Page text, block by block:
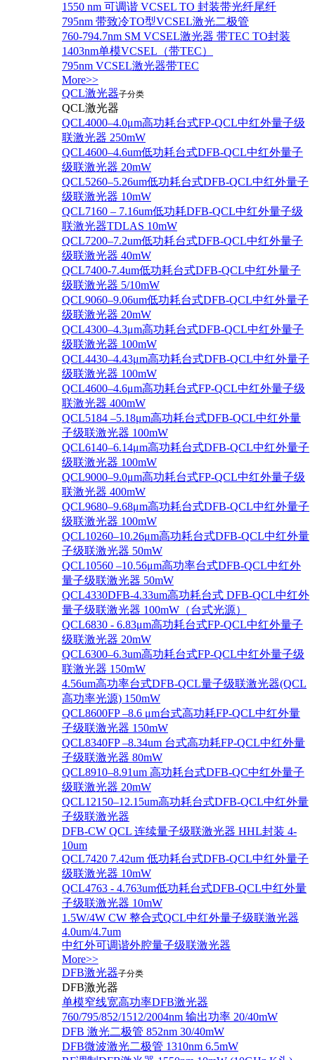
1550 nm 可调谐 VCSEL TO 封装带光纤尾纤
795nm 带致冷TO型VCSEL激光二极管
760-794.7nm SM VCSEL激光器 带TEC TO封装
1403nm单模VCSEL（带TEC）
795nm VCSEL激光器带TEC
More>>
QCL激光器子分类
QCL激光器
QCL4000–4.0μm高功耗台式FP-QCL中红外量子级
联激光器 250mW
QCL4600–4.6um低功耗台式DFB-QCL中红外量子
级联激光器 20mW
QCL5260–5.26um低功耗台式DFB-QCL中红外量子
级联激光器 10mW
QCL7160 – 7.16um低功耗DFB-QCL中红外量子级
联激光器TDLAS 10mW
QCL7200–7.2um低功耗台式DFB-QCL中红外量子
级联激光器 40mW
QCL7400-7.4um低功耗台式DFB-QCL中红外量子
级联激光器 5/10mW
QCL9060–9.06um低功耗台式DFB-QCL中红外量子
级联激光器 20mW
QCL4300–4.3μm高功耗台式DFB-QCL中红外量子
级联激光器 100mW
QCL4430–4.43μm高功耗台式DFB-QCL中红外量子
级联激光器 100mW
QCL4600–4.6μm高功耗台式FP-QCL中红外量子级
联激光器 400mW
QCL5184 –5.18μm高功耗台式DFB-QCL中红外量
子级联激光器 100mW
QCL6140–6.14μm高功耗台式DFB-QCL中红外量子
级联激光器 100mW
QCL9000–9.0μm高功耗台式FP-QCL中红外量子级
联激光器 400mW
QCL9680–9.68μm高功耗台式DFB-QCL中红外量子
级联激光器 100mW
QCL10260–10.26μm高功耗台式DFB-QCL中红外量
子级联激光器 50mW
QCL10560 –10.56μm高功率台式DFB-QCL中红外
量子级联激光器 50mW
QCL4330DFB-4.33um高功耗台式 DFB-QCL中红外
量子级联激光器 100mW（台式光源）
QCL6830 - 6.83μm高功耗台式FP-QCL中红外量子
级联激光器 20mW
QCL6300–6.3um高功耗台式FP-QCL中红外量子级
联激光器 150mW
4.56um高功率台式DFB-QCL量子级联激光器(QCL
高功率光源) 150mW
QCL8600FP –8.6 μm台式高功耗FP-QCL中红外量
子级联激光器 150mW
QCL8340FP –8.34um 台式高功耗FP-QCL中红外量
子级联激光器 80mW
QCL8910–8.91um 高功耗台式DFB-QC中红外量子
级联激光器 20mW
QCL12150–12.15um高功耗台式DFB-QCL中红外量
子级联激光器
DFB-CW QCL 连续量子级联激光器 HHL封装 4-
10um
QCL7420 7.42um 低功耗台式DFB-QCL中红外量子
级联激光器 10mW
QCL4763 - 4.763um低功耗台式DFB-QCL中红外量
子级联激光器 10mW
1.5W/4W CW 整合式QCL中红外量子级联激光器
4.0um/4.7um
中红外可调谐外腔量子级联激光器
More>>
DFB激光器子分类
DFB激光器
单模窄线宽高功率DFB激光器
760/795/852/1512/2004nm 输出功率 20/40mW
DFB 激光二极管 852nm 30/40mW
DFB微波激光二极管 1310nm 6.5mW